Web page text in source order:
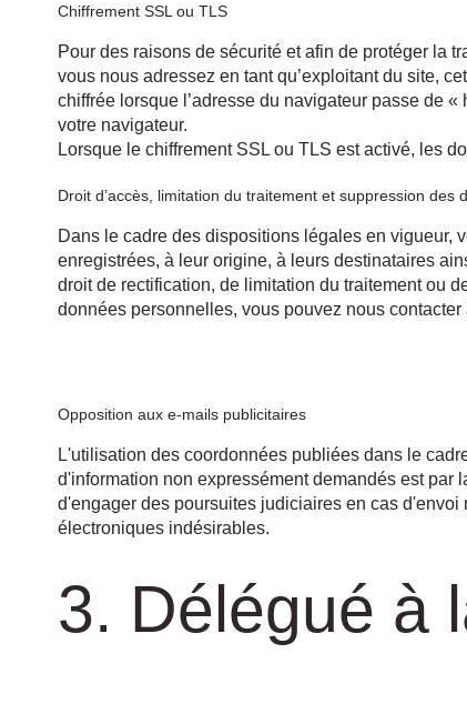
Chiffrement SSL ou TLS
Pour des raisons de sécurité et afin de protéger la
vous nous adressez en tant qu’exploitant du site,
chiffrée lorsque l’adresse du navigateur passe de
votre navigateur.
Lorsque le chiffrement SSL ou TLS est activé, les
Droit d’accès, limitation du traitement et suppression des
Dans le cadre des dispositions légales en vigueur,
enregistrées, à leur origine, à leurs destinataires
droit de rectification, de limitation du traitement ou
données personnelles, vous pouvez nous
Opposition aux e-mails publicitaires
L'utilisation des coordonnées publiées dans le
d'information non expressément demandés est par
d'engager des poursuites judiciaires en cas
électroniques indésirables.
3. Délégué à